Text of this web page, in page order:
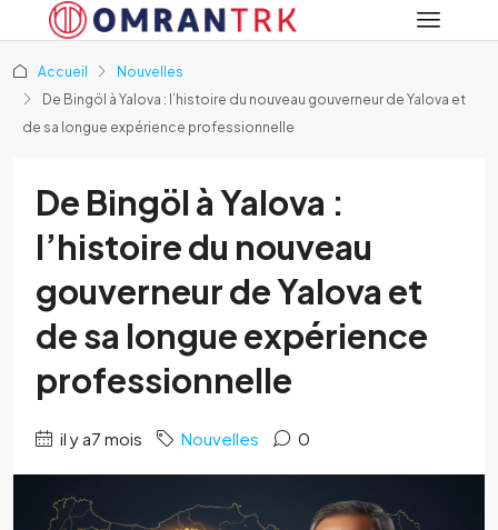
Accueil
Nouvelles
De Bingöl à Yalova : l’histoire du nouveau gouverneur de Yalova et
de sa longue expérience professionnelle
De Bingöl à Yalova :
l’histoire du nouveau
gouverneur de Yalova et
de sa longue expérience
professionnelle
il y a7 mois Nouvelles 0